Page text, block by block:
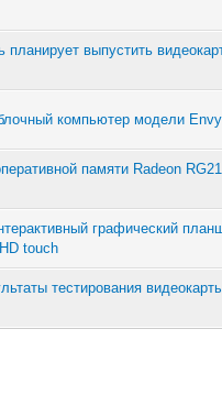
выпустить
компьютер модели
памяти Radeon
графический
touch
тестирования